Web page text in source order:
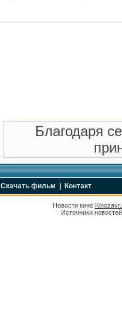
Благодаря
Скачать фильм Контакт
Новости кино
Источники